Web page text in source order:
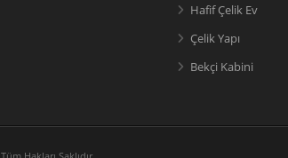
Hafif Çelik Ev
Çelik Yapı
Bekçi Kabini